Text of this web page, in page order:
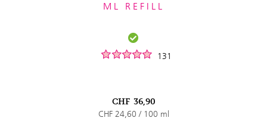
ML REFILL
131
CHF 36,90
CHF 24,60 / 100 ml